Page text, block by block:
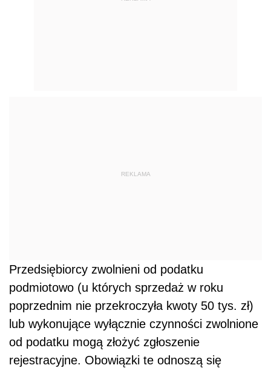
REKLAMA
Przedsiębiorcy zwolnieni od podatku
podmiotowo (u których sprzedaż w roku
poprzednim nie przekroczyła kwoty 50 tys. zł)
lub wykonujące wyłącznie czynności zwolnione
od podatku mogą złożyć zgłoszenie
rejestracyjne. Obowiązki te odnoszą się